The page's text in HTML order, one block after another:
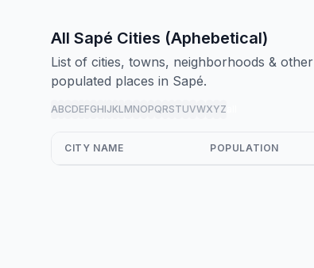
All Sapé Cities (Aphebetical)
List of cities, towns, neighborhoods & other
populated places in Sapé.
ABCDEFGHIJKLMNOPQRSTUVWXYZ
CITY NAME POPULATION